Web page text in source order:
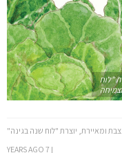
"לוח
ומאיירת, יוצרת "לוח שנה בגינה"
7 YEARS AGO